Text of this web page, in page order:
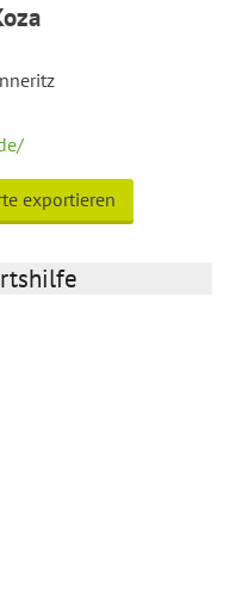
exportieren